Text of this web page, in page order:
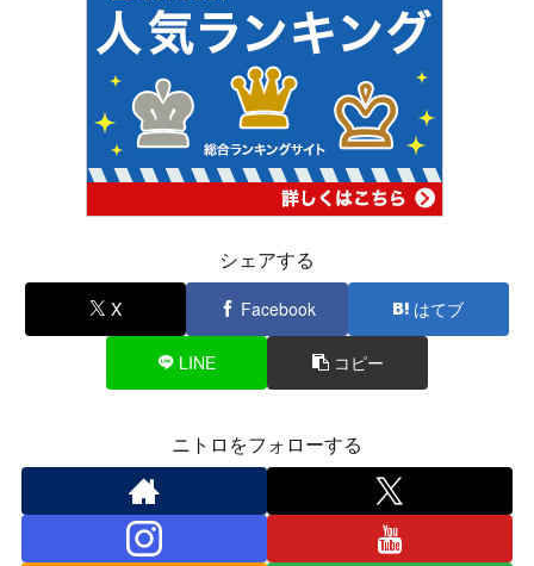
シェアする
X Facebook はてブ
LINE コピー
ニトロをフォローする